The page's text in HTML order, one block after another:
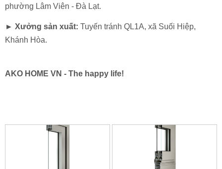
phường Lâm Viên - Đà Lạt.
► Xưởng sản xuất: Tuyến tránh QL1A, xã Suối Hiệp,
Khánh Hòa.
AKO HOME VN - The happy life!
MAXPRO.JP